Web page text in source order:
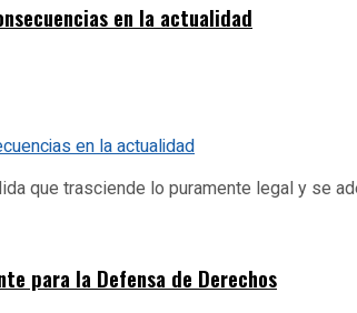
en la actualidad
que trasciende lo puramente legal y se
para la Defensa de Derechos